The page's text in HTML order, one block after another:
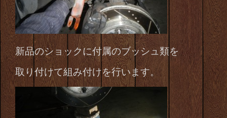
新品のショックに付属のブッシュ類を
取り付けて組み付けを行います。